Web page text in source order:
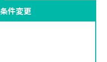
件変更